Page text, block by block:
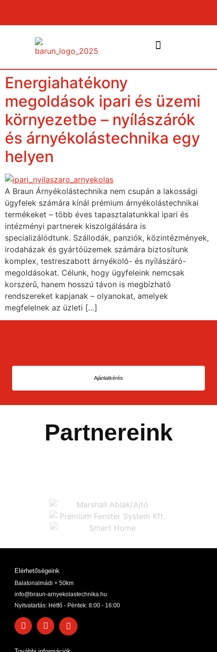
Energiahatékony
megoldások ipari és üzemi
környezetbe – nyílászárók
és árnyékolástechnika egy
helyen
A Braun Árnyékolástechnika nem csupán a lakossági
ügyfelek számára kínál prémium árnyékolástechnikai
termékeket – több éves tapasztalatunkkal ipari és
intézményi partnerek kiszolgálására is
specializálódtunk. Szállodák, panziók, közintézmények,
irodaházak és gyártóüzemek számára biztosítunk
komplex, testreszabott árnyékoló- és nyílászáró-
megoldásokat. Célunk, hogy ügyfeleink nemcsak
korszerű, hanem hosszú távon is megbízható
rendszereket kapjanak – olyanokat, amelyek
megfelelnek az üzleti […]
Ajánlatkérés
Partnereink
Elérhetőségeink
Balatonalmádi + 50km
info@braun-arnyekolastechnika.hu
Nyitvatartás: Hétfő - Péntek: 8:00 - 16:00